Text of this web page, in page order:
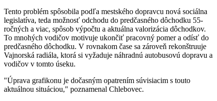
Tento problém spôsobila podľa mestského dopravcu nová sociálna
legislatíva, teda možnosť odchodu do predčasného dôchodku 55-
ročných a viac, spôsob výpočtu a aktuálna valorizácia dôchodkov.
To mnohých vodičov motivuje ukončiť pracovný pomer a odísť do
predčasného dôchodku. V rovnakom čase sa zároveň rekonštruuje
Vajnorská radiála, ktorá si vyžaduje náhradnú autobusovú dopravu a
vodičov v tomto úseku.
"Úprava grafikonu je dočasným opatrením súvisiacim s touto
aktuálnou situáciou," poznamenal Chlebovec.